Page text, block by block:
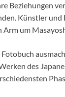
Beziehungen
Künstler
um
des